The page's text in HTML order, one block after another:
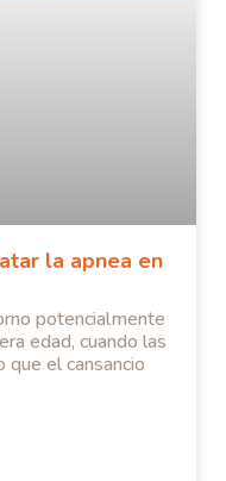
la apnea en
potencialmente
edad, cuando las
que el cansancio